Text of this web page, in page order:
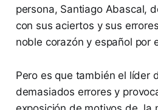
persona, Santiago Abascal,
con sus aciertos y sus
noble corazón y español por
Pero es que también el líder
demasiados errores y